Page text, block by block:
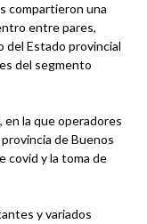
compartieron una
entre pares,
del Estado provincial
del segmento
en la que operadores
de Buenos
covid y la toma de
y variados